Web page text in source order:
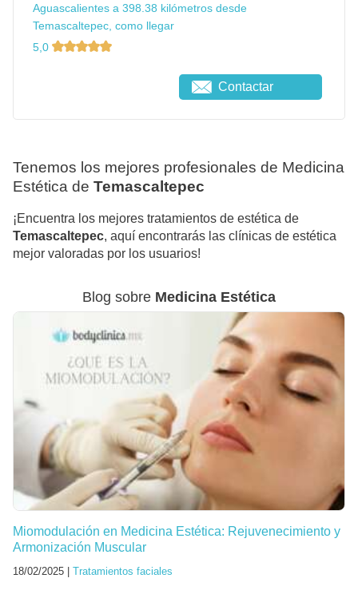
Aguascalientes a 398.38 kilómetros desde
Temascaltepec, como llegar
5,0
Contactar
Tenemos los mejores profesionales de Medicina
Estética de Temascaltepec
¡Encuentra los mejores tratamientos de estética de
Temascaltepec, aquí encontrarás las clínicas de estética
mejor valoradas por los usuarios!
Blog sobre Medicina Estética
Miomodulación en Medicina Estética: Rejuvenecimiento y
Armonización Muscular
18/02/2025 | Tratamientos faciales